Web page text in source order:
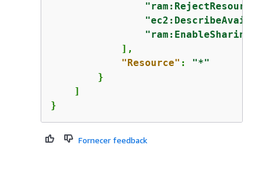
            ],
"Resource" : "*"
        }
    ]
}
Fornecer feedback